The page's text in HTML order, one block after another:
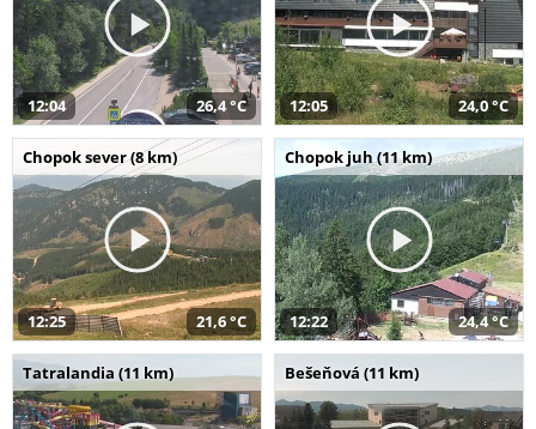
12:04 26,4 °C 12:05 24,0 °C
Chopok sever (8 km)
12:25 21,6 °C
Chopok juh (11 km)
12:22 24,4 °C
Tatralandia (11 km) Bešeňová (11 km)